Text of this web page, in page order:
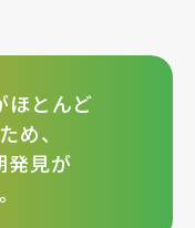
ほとんど
め、
発見が